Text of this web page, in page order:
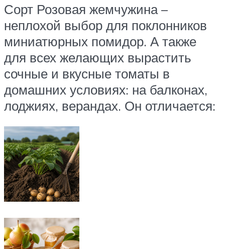
Сорт Розовая жемчужина –
неплохой выбор для поклонников
миниатюрных помидор. А также
для всех желающих вырастить
сочные и вкусные томаты в
домашних условиях: на балконах,
лоджиях, верандах. Он отличается: